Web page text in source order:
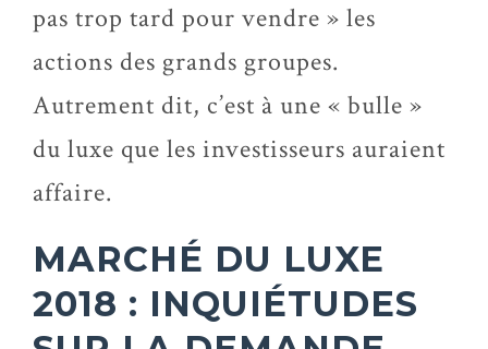
pas trop tard pour vendre » les
actions des grands groupes.
Autrement dit, c’est à une « bulle »
du luxe que les investisseurs auraient
affaire.
MARCHÉ DU LUXE
2018 : INQUIÉTUDES